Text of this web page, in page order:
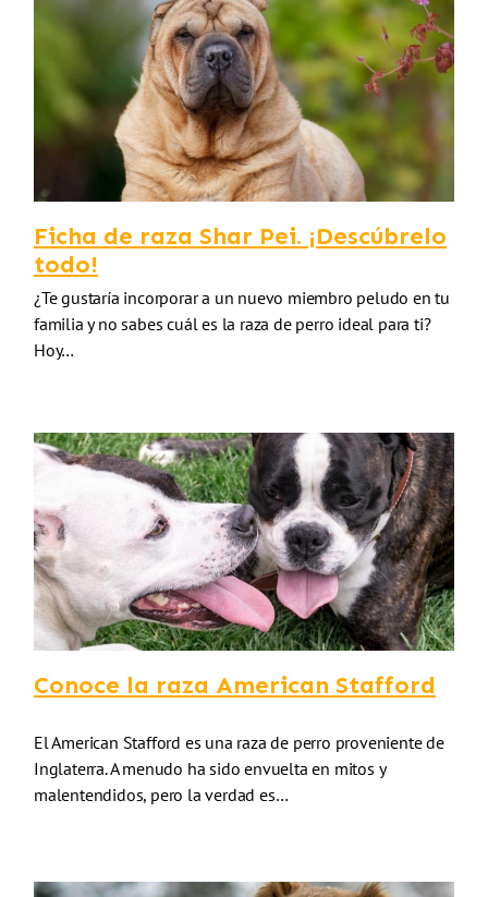
Ficha de raza Shar Pei. ¡Descúbrelo
todo!
¿Te gustaría incorporar a un nuevo miembro peludo en tu
familia y no sabes cuál es la raza de perro ideal para ti?
Hoy…
Conoce la raza American Stafford
El American Stafford es una raza de perro proveniente de
Inglaterra. A menudo ha sido envuelta en mitos y
malentendidos, pero la verdad es…